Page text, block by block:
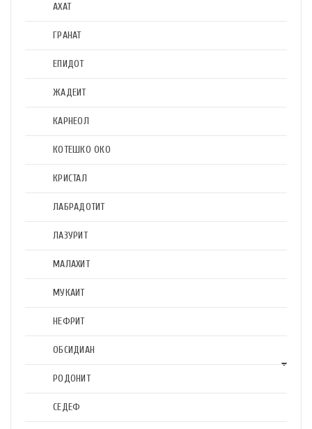
АХАТ
ГРАНАТ
ЕПИДОТ
ЖАДЕИТ
КАРНЕОЛ
КОТЕШКО ОКО
КРИСТАЛ
ЛАБРАДОТИТ
ЛАЗУРИТ
МАЛАХИТ
МУКАИТ
НЕФРИТ
ОБСИДИАН
РОДОНИТ
СЕДЕФ